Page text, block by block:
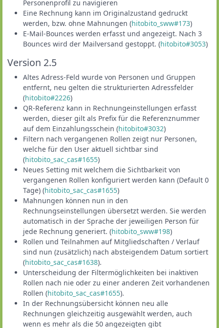
Personenprofil zu navigieren
Eine Rechnung kann im Originalzustand gedruckt
werden, bzw. ohne Mahnungen (hitobito_sww#173)
E-Mail-Bounces werden erfasst und angezeigt. Nach 3
Bounces wird der Mailversand gestoppt. (hitobito#3053)
Version 2.5
Altes Adress-Feld wurde von Personen und Gruppen
entfernt, neu gelten die strukturierten Adressfelder
(hitobito#2226)
QR-Referenz kann in Rechnungeinstellungen erfasst
werden, dieser gilt als Prefix für die Referenznummer
auf dem Einzahlungsschein (hitobito#3032)
Filtern nach vergangenen Rollen zeigt nur Personen,
welche für den User aktuell sichtbar sind
(hitobito_sac_cas#1655)
Neues Setting mit welchem die Sichtbarkeit von
vergangenen Rollen konfiguriert werden kann (Default 0
Tage) (hitobito_sac_cas#1655)
Mahnungen können nun in den
Rechnungseinstellungen übersetzt werden. Sie werden
automatisch in der Sprache der jeweiligen Person für
jede Rechnung generiert. (hitobito_sww#198)
Rollen und Teilnahmen auf Mitgliedschaften / Verlauf
sind nun (zusätzlich) nach absteigendem Datum sortiert
(hitobito_sac_cas#1638).
Unterscheidung der Filtermöglichkeiten bei inaktiven
Rollen nach nie oder zu einer anderen Zeit vorhandenen
Rollen (hitobito_sac_cas#1655).
In der Rechnungsübersicht können neu alle
Rechnungen gleichzeitig ausgewählt werden, auch
wenn es mehr als die 50 angezeigten gibt